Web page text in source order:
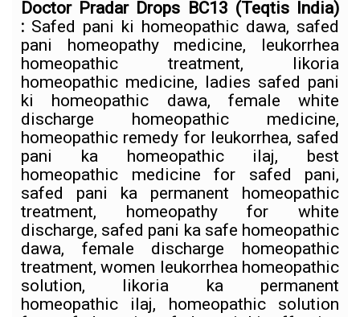
Doctor Pradar Drops BC13 (Teqtis India)
: Safed pani ki homeopathic dawa, safed
pani homeopathy medicine, leukorrhea
homeopathic treatment, likoria
homeopathic medicine, ladies safed pani
ki homeopathic dawa, female white
discharge homeopathic medicine,
homeopathic remedy for leukorrhea, safed
pani ka homeopathic ilaj, best
homeopathic medicine for safed pani,
safed pani ka permanent homeopathic
treatment, homeopathy for white
discharge, safed pani ka safe homeopathic
dawa, female discharge homeopathic
treatment, women leukorrhea homeopathic
solution, likoria ka permanent
homeopathic ilaj, homeopathic solution